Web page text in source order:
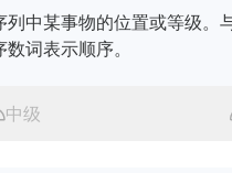
列中某事物的位置或等级。
词表示顺序。
中级